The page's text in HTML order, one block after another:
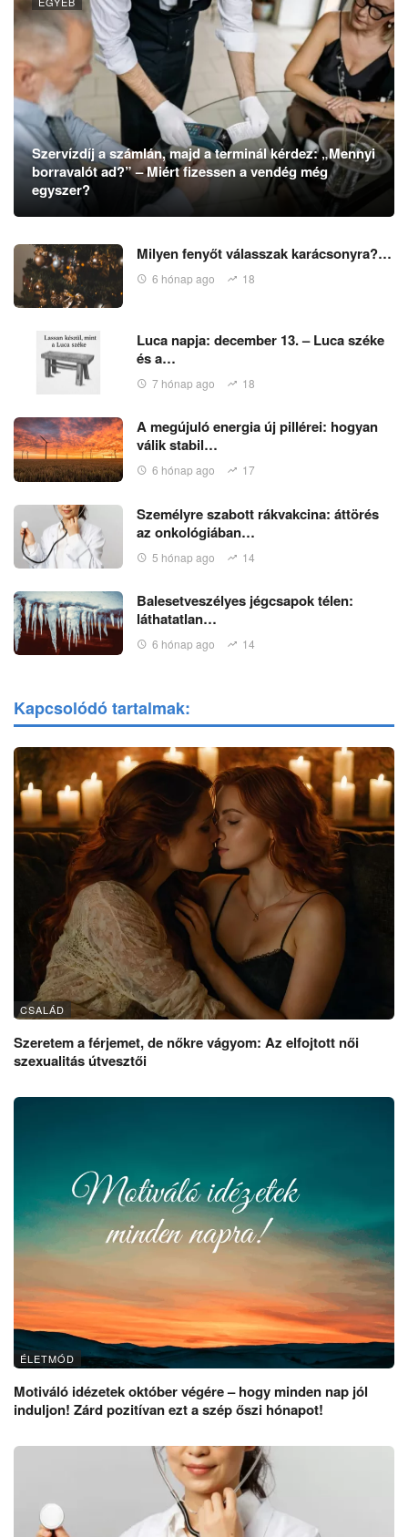
Szervízdíj a számlán, majd a terminál kérdez: „Mennyi
borravalót ad?” – Miért fizessen a vendég még
egyszer?
Milyen fenyőt válasszak karácsonyra?…
6 hónap ago 18
Luca napja: december 13. – Luca széke
és a…
7 hónap ago 18
A megújuló energia új pillérei: hogyan
válik stabil…
6 hónap ago 17
Személyre szabott rákvakcina: áttörés
az onkológiában…
5 hónap ago 14
Balesetveszélyes jégcsapok télen:
láthatatlan…
6 hónap ago 14
Kapcsolódó tartalmak:
CSALÁD
Szeretem a férjemet, de nőkre vágyom: Az elfojtott női
szexualitás útvesztői
ÉLETMÓD
Motiváló idézetek október végére – hogy minden nap jól
induljon! Zárd pozitívan ezt a szép őszi hónapot!